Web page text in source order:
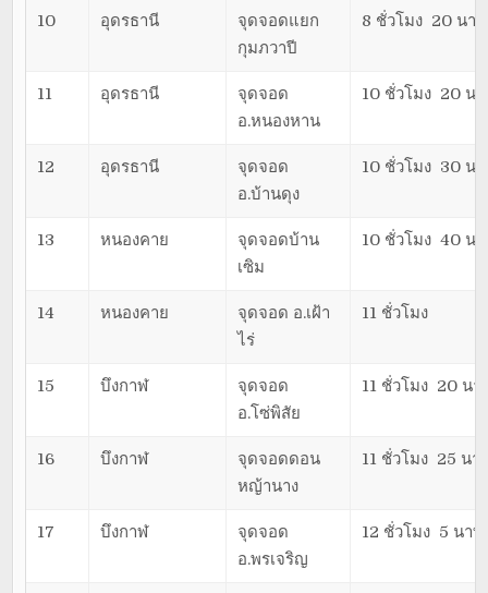
10 อุดรธานี
จุดจอดแยก
กุมภวาปี
8 ชั่วโมง 20 นาที
11 อุดรธานี
จุดจอด
อ.หนองหาน
10 ชั่วโมง 20 น
12 อุดรธานี
จุดจอด
อ.บ้านดุง
10 ชั่วโมง 30 น
13 หนองคาย
จุดจอดบ้าน
เซิม
10 ชั่วโมง 40 น
14 หนองคาย
จุดจอด อ.เฝ้า
ไร่
11 ชั่วโมง
15 บึงกาฬ
จุดจอด
อ.โซ่พิสัย
11 ชั่วโมง 20 นา
16 บึงกาฬ
จุดจอดดอน
หญ้านาง
11 ชั่วโมง 25 นา
17 บึงกาฬ
จุดจอด
อ.พรเจริญ
12 ชั่วโมง 5 นาที